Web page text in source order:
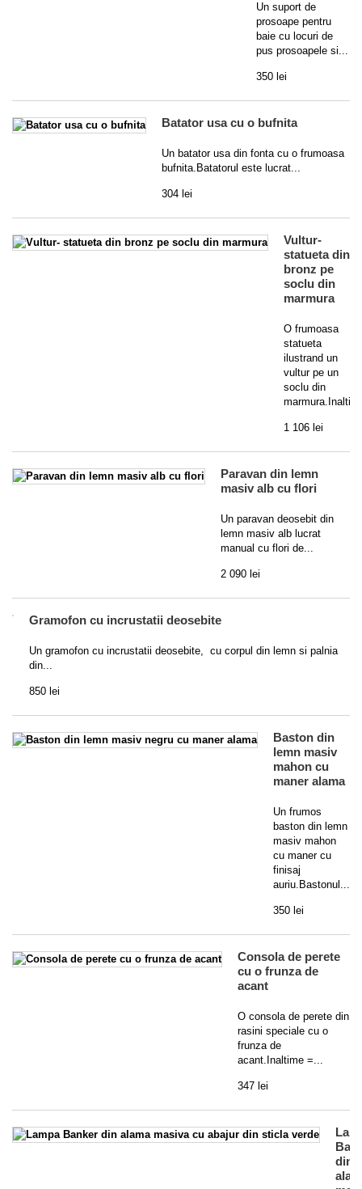
Un suport de
prosoape pentru
baie cu locuri de
pus prosoapele si...
350 lei
Batator usa cu o bufnita
Un batator usa din fonta cu o frumoasa
bufnita.Batatorul este lucrat...
304 lei
Vultur-
statueta din
bronz pe
soclu din
marmura
O frumoasa
statueta
ilustrand un
vultur pe un
soclu din
1 106 lei
Paravan din lemn
masiv alb cu flori
Un paravan deosebit din
lemn masiv alb lucrat
manual cu flori de...
2 090 lei
Gramofon cu incrustatii deosebite
Un gramofon cu incrustatii deosebite, cu corpul din lemn si palnia
din...
850 lei
Baston din
lemn masiv
mahon cu
maner alama
Un frumos
baston din lemn
masiv mahon
cu maner cu
finisaj
auriu.Bastonul...
350 lei
Consola de perete
cu o frunza de
acant
O consola de perete din
rasini speciale cu o
frunza de
acant.Inaltime =...
347 lei
din